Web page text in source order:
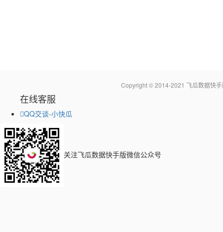
Copyright © 2014-2021 飞瓜数据快
在线客服
QQ交谈-小快瓜
关注飞瓜数据快手版微信公众号